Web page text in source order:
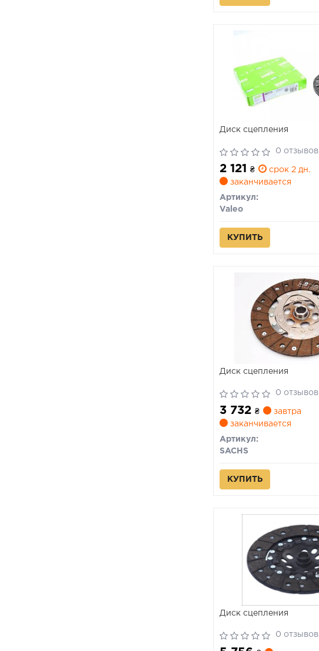
Диск сцепления
0 отзывов
2 121 ₴
срок 2 дн.
заканчивается
Артикул:
Valeo
КУПИТЬ
Диск сцепления
0 отзывов
3 732 ₴
завтра
заканчивается
Артикул:
SACHS
КУПИТЬ
Диск сцепления
0 отзывов